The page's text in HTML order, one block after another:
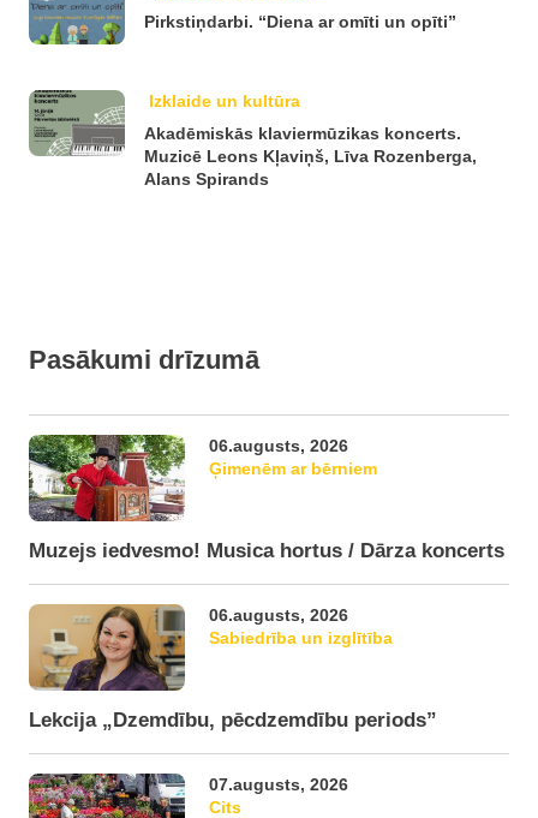
Pirkstiņdarbi. “Diena ar omīti un opīti”
Izklaide un kultūra
Akadēmiskās klaviermūzikas koncerts.
Muzicē Leons Kļaviņš, Līva Rozenberga,
Alans Spirands
Pasākumi drīzumā
06.augusts, 2026
Ģimenēm ar bērniem
Muzejs iedvesmo! Musica hortus / Dārza koncerts
06.augusts, 2026
Sabiedrība un izglītība
Lekcija „Dzemdību, pēcdzemdību periods”
07.augusts, 2026
Cits